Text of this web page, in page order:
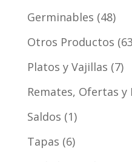
Germinables 48
Otros Productos 63
Platos y Vajillas 7
Remates, Ofertas y
Saldos 1
Tapas 6